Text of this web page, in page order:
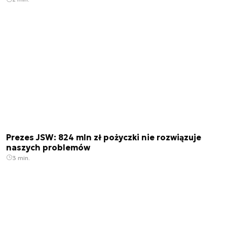
Prezes JSW: 824 mln zł pożyczki nie rozwiązuje
naszych problemów
3 min.